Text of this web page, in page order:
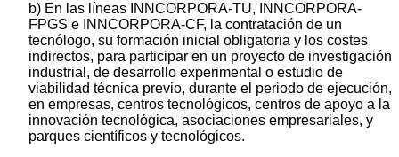
b) En las líneas INNCORPORA-TU, INNCORPORA-
FPGS e INNCORPORA-CF, la contratación de un
tecnólogo, su formación inicial obligatoria y los costes
indirectos, para participar en un proyecto de investigación
industrial, de desarrollo experimental o estudio de
viabilidad técnica previo, durante el periodo de ejecución,
en empresas, centros tecnológicos, centros de apoyo a la
innovación tecnológica, asociaciones empresariales, y
parques científicos y tecnológicos.